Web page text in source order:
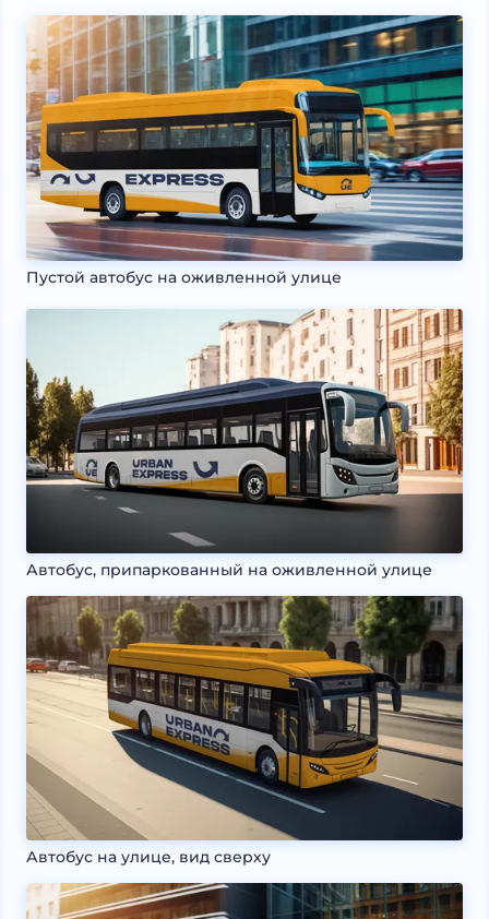
Пустой автобус на оживленной улице
Автобус, припаркованный на оживленной улице
Автобус на улице, вид сверху